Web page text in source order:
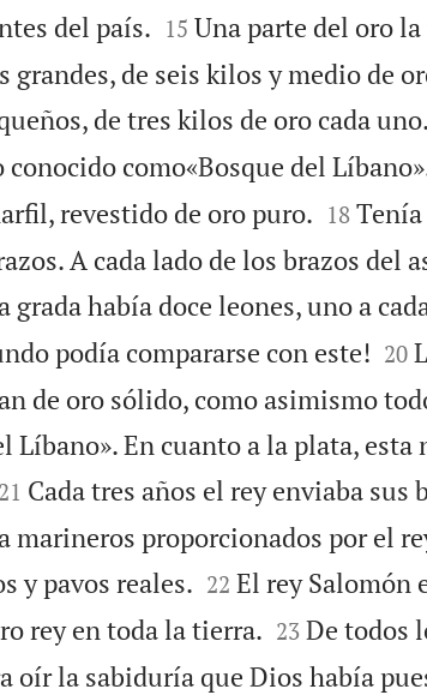
del país.
15 Una parte del oro
de seis kilos y medio de
de tres kilos de oro cada
como«Bosque del
revestido de oro puro.
18
A cada lado de los brazos del
grada había doce leones, uno a
podía compararse con este!
20
de oro sólido, como asimismo
En cuanto a la plata, esta

21 Cada tres años el rey enviaba sus
marineros proporcionados por el
y pavos reales.
22 El rey Salomón
rey en toda la tierra.
23 De todos
oír la sabiduría que Dios había